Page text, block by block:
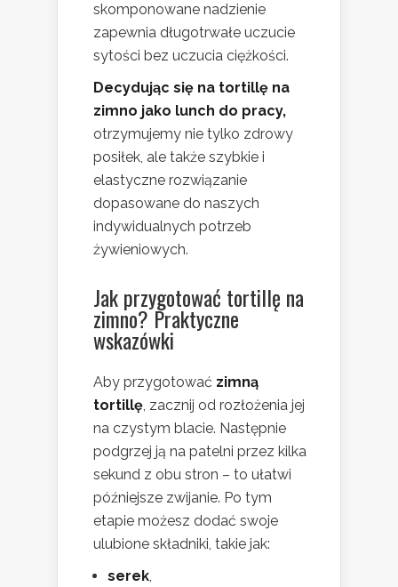
skomponowane nadzienie
zapewnia długotrwałe uczucie
sytości bez uczucia ciężkości.
Decydując się na tortillę na
zimno jako lunch do pracy,
otrzymujemy nie tylko zdrowy
posiłek, ale także szybkie i
elastyczne rozwiązanie
dopasowane do naszych
indywidualnych potrzeb
żywieniowych.
Jak przygotować tortillę na
zimno? Praktyczne
wskazówki
Aby przygotować zimną
tortillę, zacznij od rozłożenia jej
na czystym blacie. Następnie
podgrzej ją na patelni przez kilka
sekund z obu stron – to ułatwi
późniejsze zwijanie. Po tym
etapie możesz dodać swoje
ulubione składniki, takie jak:
serek,